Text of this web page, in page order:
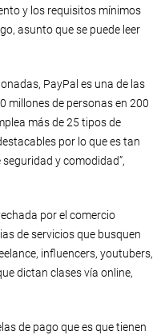
y los requisitos mínimos
asunto que se puede leer
PayPal es una de las
millones de personas en 200
más de 25 tipos de
por lo que es tan
y comodidad”,
por el comercio
de servicios que busquen
influencers, youtubers,
dictan clases vía online,
de pago que es que tienen